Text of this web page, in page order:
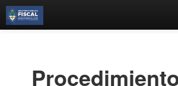
Estantes Virtuales